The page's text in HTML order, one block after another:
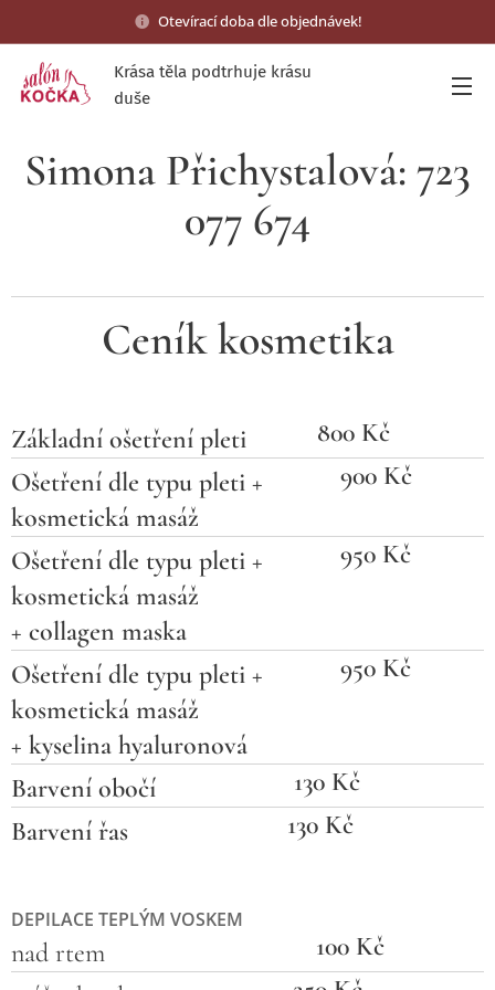
Otevírací doba dle objednávek!
Krása těla podtrhuje krásu
duše
Simona Přichystalová: 723
077 674
Ceník kosmetika
Základní ošetření pleti
800 Kč
Ošetření dle typu pleti +
kosmetická masáž
900 Kč
Ošetření dle typu pleti +
kosmetická masáž
+ collagen maska
950 Kč
Ošetření dle typu pleti +
kosmetická masáž
+ kyselina hyaluronová
950 Kč
Barvení obočí
130 Kč
Barvení řas
130 Kč
DEPILACE TEPLÝM VOSKEM
nad rtem
100 Kč